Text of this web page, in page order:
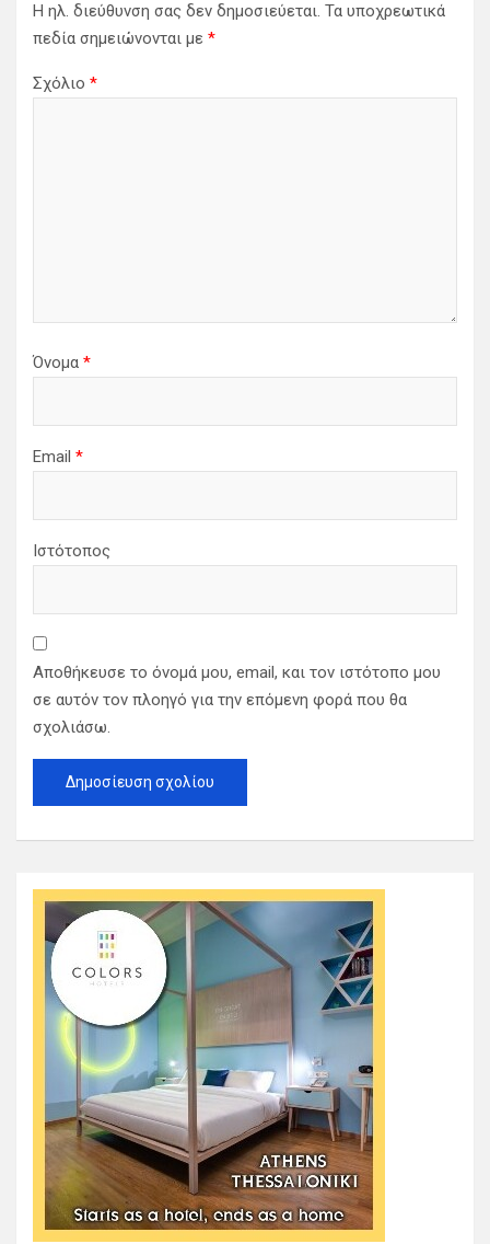
Η ηλ. διεύθυνση σας δεν δημοσιεύεται. Τα υποχρεωτικά
πεδία σημειώνονται με *
Σχόλιο *
Όνομα *
Email *
Ιστότοπος
Αποθήκευσε το όνομά μου, email, και τον ιστότοπο μου
σε αυτόν τον πλοηγό για την επόμενη φορά που θα
σχολιάσω.